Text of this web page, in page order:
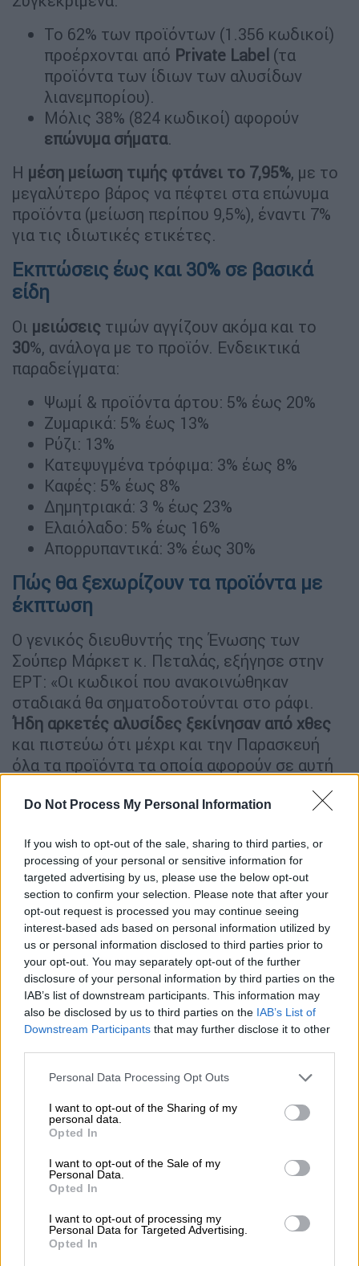
Do Not Process My Personal Information
If you wish to opt-out of the sale, sharing to third parties, or
processing of your personal or sensitive information for
targeted advertising by us, please use the below opt-out
section to confirm your selection. Please note that after your
opt-out request is processed you may continue seeing
interest-based ads based on personal information utilized by
us or personal information disclosed to third parties prior to
your opt-out. You may separately opt-out of the further
disclosure of your personal information by third parties on the
IAB’s list of downstream participants. This information may
also be disclosed by us to third parties on the IAB’s List of
Downstream Participants that may further disclose it to other
Please note that this website/app uses one or more Google
not limited to your visit or usage behaviour. You may click to
grant or deny consent to Google and its third-party tags to
use your data for below specified purposes in below Google
consent section.
Personal Data Processing Opt Outs
I want to opt-out of the Sharing of my
personal data.
Opted In
I want to opt-out of the Sale of my
Personal Data.
Opted In
I want to opt-out of processing my
Personal Data for Targeted Advertising.
Opted In
Το 62% των προϊόντων (1.356 κωδικοί)
προέρχονται από Private Label (τα
προϊόντα των ίδιων των αλυσίδων
λιανεμπορίου).
Μόλις 38% (824 κωδικοί) αφορούν
επώνυμα σήματα.
Η μέση μείωση τιμής φτάνει το 7,95%, με το
μεγαλύτερο βάρος να πέφτει στα επώνυμα
προϊόντα (μείωση περίπου 9,5%), έναντι 7%
για τις ιδιωτικές ετικέτες.
Εκπτώσεις έως και 30% σε βασικά
είδη
Οι μειώσεις τιμών αγγίζουν ακόμα και το
30%, ανάλογα με το προϊόν. Ενδεικτικά
παραδείγματα:
Ψωμί & προϊόντα άρτου: 5% έως 20%
Ζυμαρικά: 5% έως 13%
Ρύζι: 13%
Κατεψυγμένα τρόφιμα: 3% έως 8%
Καφές: 5% έως 8%
Δημητριακά: 3 % έως 23%
Ελαιόλαδο: 5% έως 16%
Απορρυπαντικά: 3% έως 30%
Πώς θα ξεχωρίζουν τα προϊόντα με
έκπτωση
Ο γενικός διευθυντής της Ένωσης των
Σούπερ Μάρκετ κ. Πεταλάς, εξήγησε στην
ΕΡΤ: «Οι κωδικοί που ανακοινώθηκαν
σταδιακά θα σηματοδοτούνται στο ράφι.
Ήδη αρκετές αλυσίδες ξεκίνησαν από χθες
και πιστεύω ότι μέχρι και την Παρασκευή
όλα τα προϊόντα τα οποία αφορούν σε αυτή
σηματοδοτηθεί μέσα στα καταστήματα. (…)
συμμετέχουν σε αυτό, συμμετέχουν όλα τα
σούπερ μάρκετ, όλες οι αλυσίδες σούπερ
μάρκετ και κάποιοι προμηθευτές.
Συγκεκριμένα,περίπου 70 προμηθευτές
συμμετέχουνσε αυτό. Η δέσμευση είναι ότι
αυτές οι τιμές θα κρατηθούν μέχρι και 31/12.
Από εκεί και πέρα όμως, όλοι οι
προμηθευτές ή τα σούπερ μάρκετ, εφόσον
δουν ότι οι καταναλωτές ανταποκρίνονται
σε αυτό, θα τις κρατήσουν όσο καιρό θέλουν.
(…) Το είδαμε και στην περσινή
πρωτοβουλία. Ήταν πολύ μικρότερου
μεγέθους, αλλά αρκετές τιμές μείνανε και
μετά το τέλος του περσινού χρόνου και
υπάρχουν και τιμές που ακόμα και σήμερα
έχουν μείνει σε εκείνα τα επίπεδα. (…)»
Ο ίδιος εξήγησε «
σε αυτή την πρωτοβουλία σημαίνεται με ένα
ειδικό σηματάκι στρογγυλόπου γράφει